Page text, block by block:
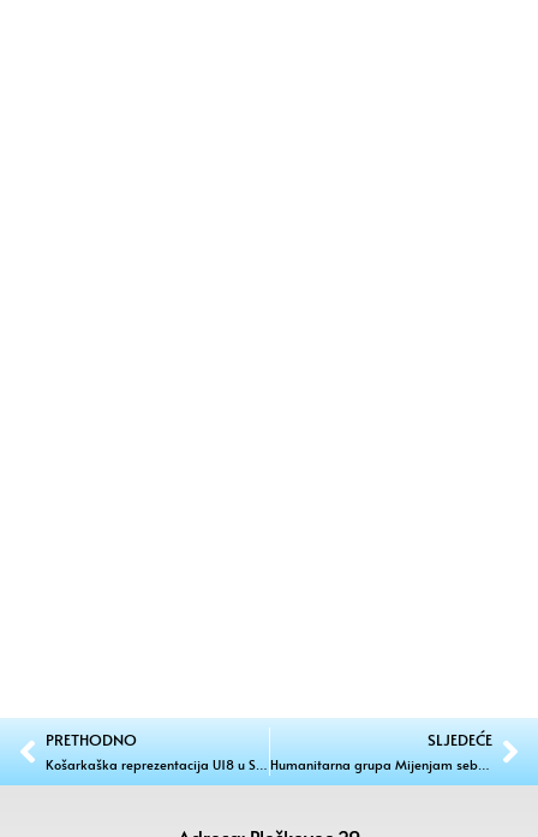
PRETHODNO SLJEDEĆE
Humanitarna grupa Mijenjam sebe, mijenjam svijet